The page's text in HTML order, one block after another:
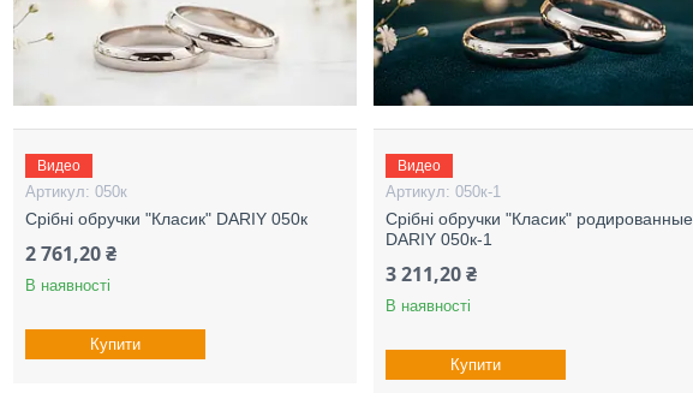
Видео
050к
Срібні обручки "Класик" DARIY 050к
2 761,20 ₴
В наявності
Купити
Видео
050к-1
Срібні обручки "Класик" родированные.
DARIY 050к-1
3 211,20 ₴
В наявності
Купити